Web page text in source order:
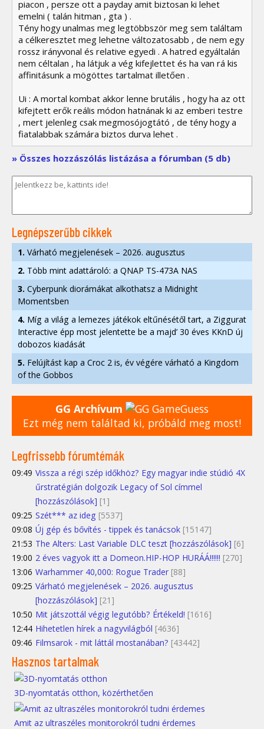
piacon , persze ott a payday amit biztosan ki lehet
emelni ( talán hitman , gta ) .
Tény hogy unalmas meg legtöbbször meg sem találtam
a célkeresztet meg lehetne változatosabb , de nem egy
rossz irányvonal és relative egyedi . A hatred egyáltalán
nem céltalan , ha látjuk a vég kifejlettet és ha van rá kis
affinitásunk a mögöttes tartalmat illetően .
Ui : A mortal kombat akkor lenne brutális , hogy ha az ott
kifejtett erők reális módon hatnának ki az emberi testre
, mert jelenleg csak megmosójogtátó , de tény hogy a
fiatalabbak számára biztos durva lehet .
» Összes hozzászólás listázása a fórumban (5 db)
Legnépszerűbb cikkek
1. Várható megjelenések – 2026. augusztus
2. Több mint adattároló: a QNAP TS-473A NAS
3. Cyberpunk diorámákat alkothatsz a Midnight
Momentsben
4. Míg a világ a lemezes játékok eltűnésétől tart, a Ziggurat
Interactive épp most jelentette be a majd’ 30 éves KKnD új
dobozos kiadását
5. Felújítást kap a Croc 2 is, év végére várható a Kingdom
of the Gobbos
GG Archívum
Ezt még nem találtad ki, próbáld meg most!
Legfrissebb fórumtémák
09:49 Vissza a régi szép időkhöz? Egy magyar indie stúdió 4X
űrstratégián dolgozik Legacy of Sol címmel
[hozzászólások] [1]
09:25 Szét*** az ideg [5537]
09:08 Új gép és bővítés - tippek és tanácsok [15147]
21:53 The Alters: Last Variable DLC teszt [hozzászólások] [6]
19:00 2 éves vagyok itt a Domeon.HIP-HOP HURÁÁ!!!!!! [270]
13:06 Warhammer 40,000: Rogue Trader [88]
09:25 Várható megjelenések – 2026. augusztus
[hozzászólások] [21]
10:50 Mit játszottál végig legutóbb? Értékeld! [1616]
12:44 Hihetetlen hírek a nagyvilágból [4636]
09:46 Filmsarok - mit láttál mostanában? [43442]
Hasznos tartalmak
3D-nyomtatás otthon, közérthetően
Amit az ultraszéles monitorokról tudni érdemes